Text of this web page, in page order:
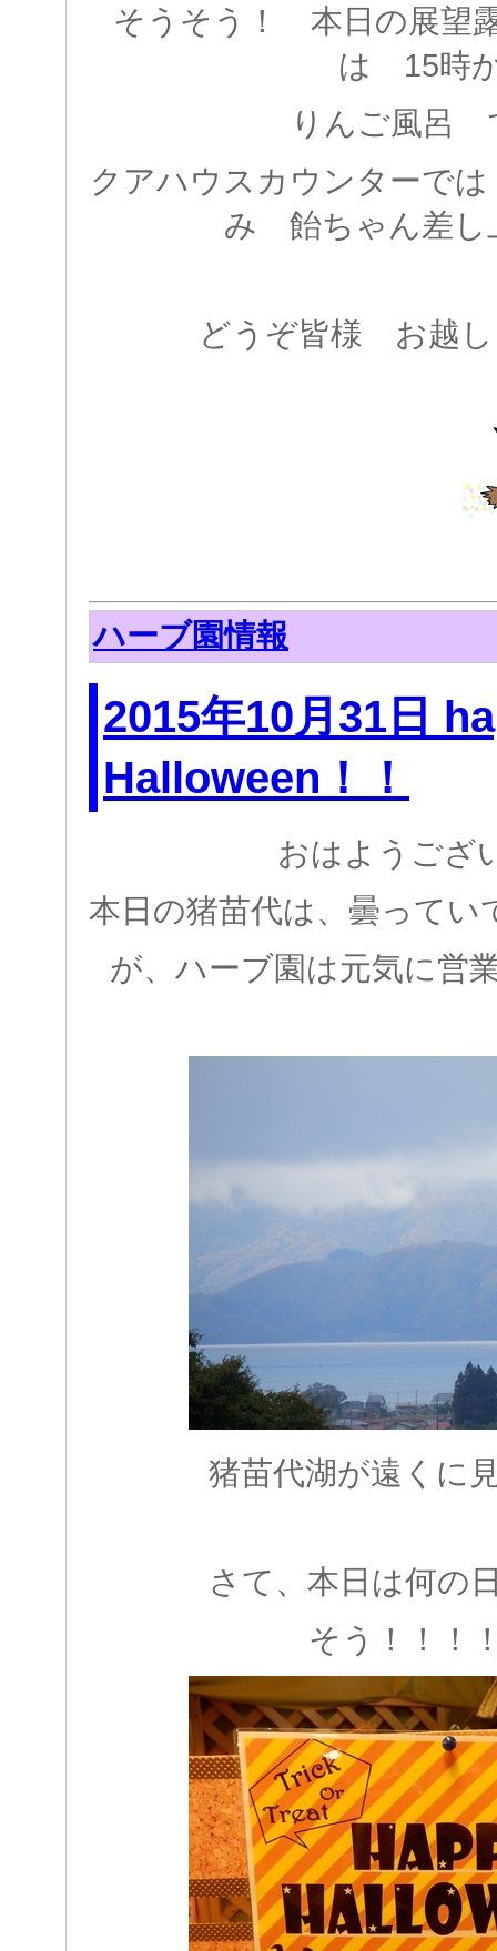
そうそう！ 本日の展望
は 15時
りんご風呂
クアハウスカウンターで
み 飴ちゃん差し
どうぞ皆様 お越
ハーブ園情報
2015年10月31日
Halloween！！
おはようござ
本日の猪苗代は、曇ってい
が、ハーブ園は元気に営
猪苗代湖が遠くに
さて、本日は何の
そう！！！